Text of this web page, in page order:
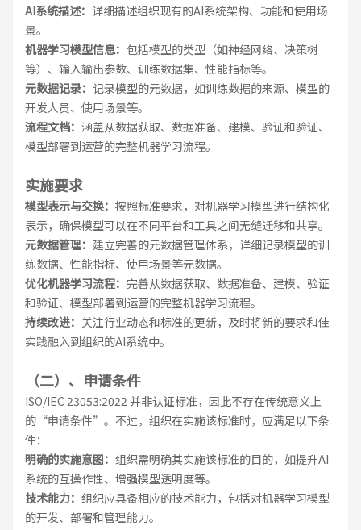
AI系统描述： 详细描述组织现有的AI系统架构、功能和使用场
景。
机器学习模型信息： 包括模型的类型（如神经网络、决策树
等）、输入输出参数、训练数据集、性能指标等。
元数据记录： 记录模型的元数据，如训练数据的来源、模型的
开发人员、使用场景等。
流程文档： 涵盖从数据获取、数据准备、建模、验证和验证、
模型部署到运营的完整机器学习流程。
实施要求
模型表示与交换： 按照标准要求，对机器学习模型进行结构化
表示，确保模型可以在不同平台和工具之间无缝迁移和共享。
元数据管理： 建立完善的元数据管理体系，详细记录模型的训
练数据、性能指标、使用场景等元数据。
优化机器学习流程： 完善从数据获取、数据准备、建模、验证
和验证、模型部署到运营的完整机器学习流程。
持续改进： 关注行业动态和标准的更新，及时将新的要求和佳
实践融入到组织的AI系统中。
（二）、申请条件
ISO/IEC 23053:2022 并非认证标准，因此不存在传统意义上
的“申请条件”。不过，组织在实施该标准时，应满足以下条
件：
明确的实施意图： 组织需明确其实施该标准的目的，如提升AI
系统的互操作性、增强模型透明度等。
技术能力： 组织应具备相应的技术能力，包括对机器学习模型
的开发、部署和管理能力。